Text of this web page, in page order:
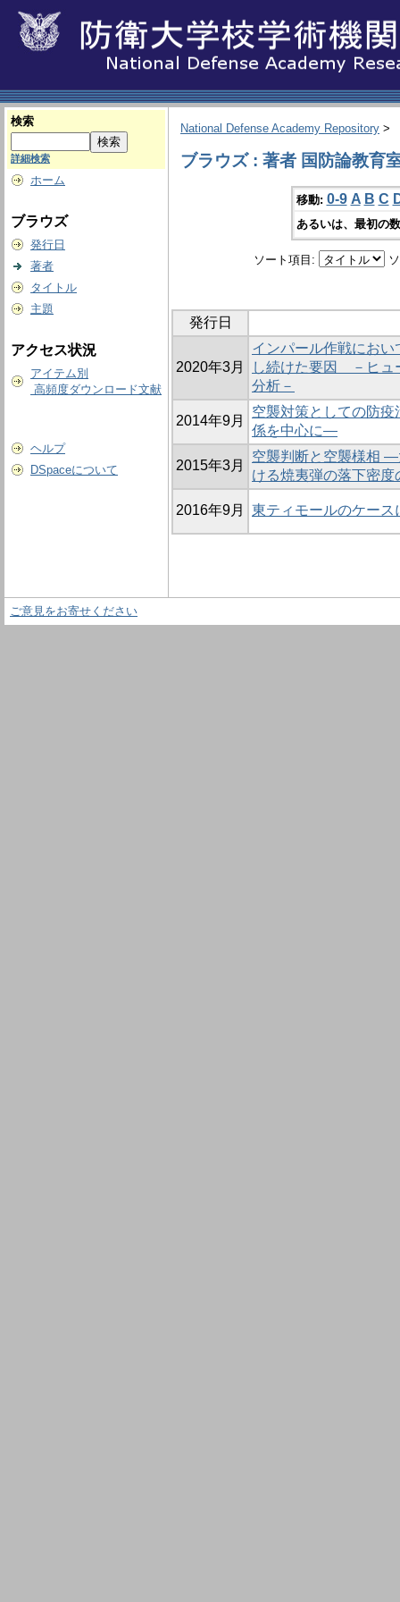
検索
詳細検索
ホーム
ブラウズ
発行日
著者
タイトル
主題
アクセス状況
アイテム別
高頻度ダウンロード文献
ヘルプ
DSpaceについて
National Defense Academy Repository >
ブラウズ : 著者 国防論教育
移動: 0-9 A B C
あるいは、最初の
ソート項目:
発行日
2020年3月
インパール作戦にお
し続けた要因 －ヒュ
分析－
2014年9月
空襲対策としての防
係を中心に―
2015年3月
空襲判断と空襲様相
ける焼夷弾の落下密
2016年9月 東ティモールのケー
ご意見をお寄せください